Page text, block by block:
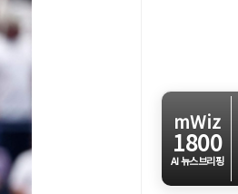
mWiz
1800
AI 뉴스브리핑